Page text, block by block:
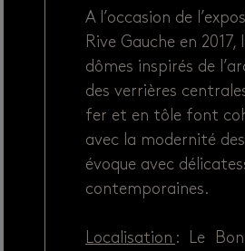
A l’occasion de
Rive Gauche en
dômes inspirés de
des verrières
fer et en tôle font
avec la modernité
évoque avec
contemporaines.
Localisation : Le